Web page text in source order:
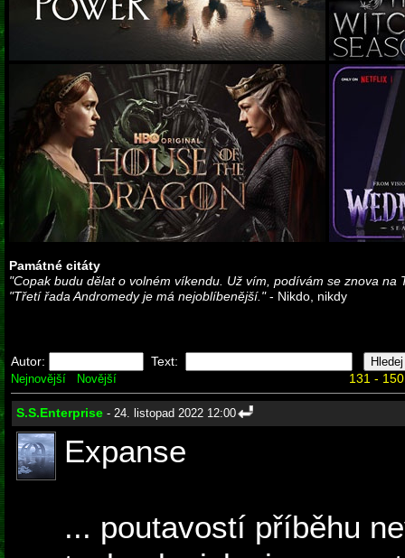
Památné citáty
"Copak budu dělat o volném víkendu. Už vím, podívám se znova na
"Třetí řada Andromedy je má nejoblíbenější."- Nikdo, nikdy
Autor: Text:
Nejnovější Novější 131 -
S.S.Enterprise - 24. listopad 2022 12:00
Expanse
... poutavostí příběhu